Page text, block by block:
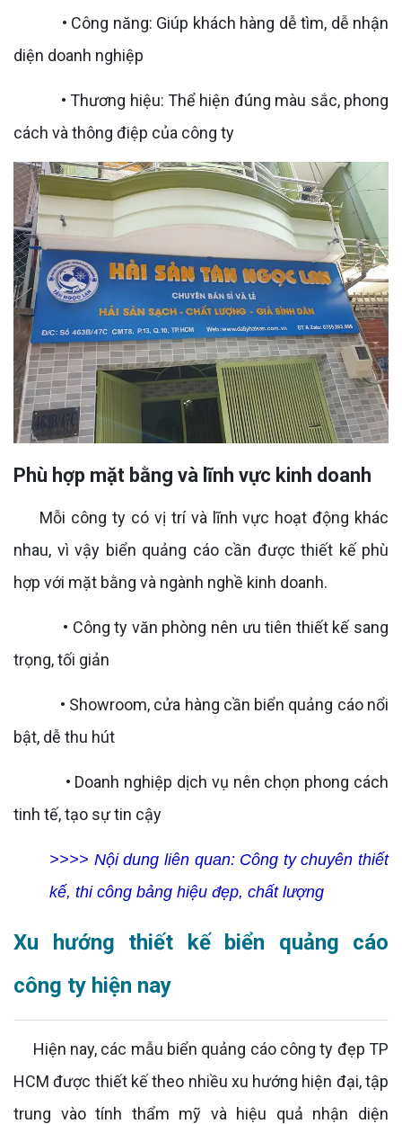
• Công năng: Giúp khách hàng dễ tìm, dễ nhận
diện doanh nghiệp
• Thương hiệu: Thể hiện đúng màu sắc, phong
cách và thông điệp của công ty
Phù hợp mặt bằng và lĩnh vực kinh doanh
Mỗi công ty có vị trí và lĩnh vực hoạt động khác
nhau, vì vậy biển quảng cáo cần được thiết kế phù
hợp với mặt bằng và ngành nghề kinh doanh.
• Công ty văn phòng nên ưu tiên thiết kế sang
trọng, tối giản
• Showroom, cửa hàng cần biển quảng cáo nổi
bật, dễ thu hút
• Doanh nghiệp dịch vụ nên chọn phong cách
tinh tế, tạo sự tin cậy
>>>> Nội dung liên quan: Công ty chuyên thiết
kế, thi công bảng hiệu đẹp, chất lượng
Xu hướng thiết kế biển quảng cáo
công ty hiện nay
Hiện nay, các mẫu biển quảng cáo công ty đẹp TP
HCM được thiết kế theo nhiều xu hướng hiện đại, tập
trung vào tính thẩm mỹ và hiệu quả nhận diện